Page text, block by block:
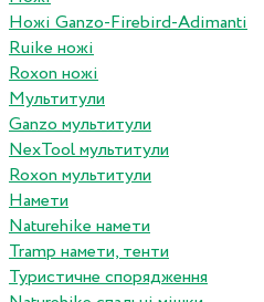
Ножі Ganzo-Firebird-Adimanti
Ruike ножі
Roxon ножi
Мультитули
Ganzo мультитули
NexTool мультитули
Roxon мультитули
Намети
Naturehike намети
Tramp намети, тенти
Туристичне спорядження